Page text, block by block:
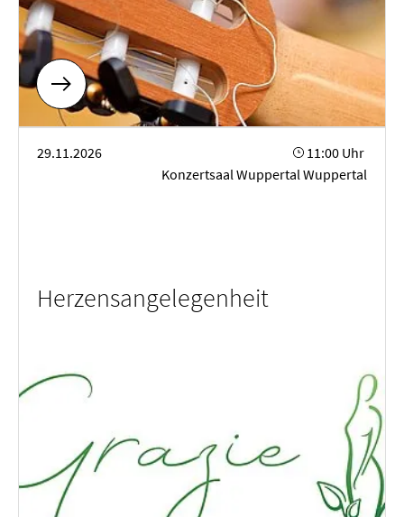
29.11.2026
11:00 Uhr
Konzertsaal Wuppertal Wuppertal
Herzensangelegenheit